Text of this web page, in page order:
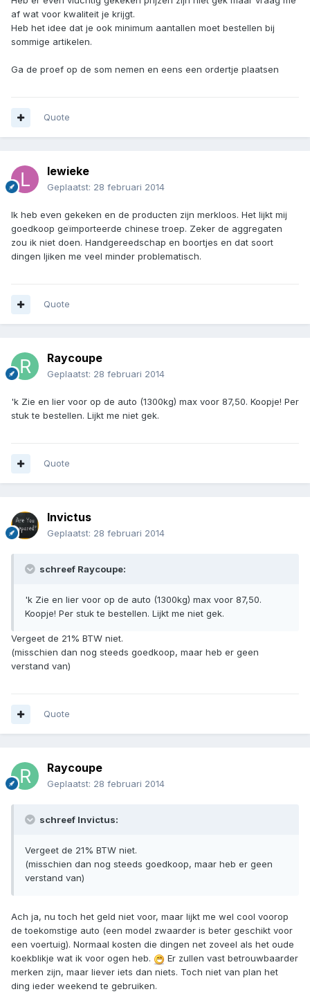
af wat voor kwaliteit je krijgt.
Heb het idee dat je ook minimum aantallen moet bestellen bij
sommige artikelen.
Ga de proef op de som nemen en eens een ordertje plaatsen
Quote
lewieke
Geplaatst: 28 februari 2014
Ik heb even gekeken en de producten zijn merkloos. Het lijkt mij
goedkoop geïmporteerde chinese troep. Zeker de aggregaten
zou ik niet doen. Handgereedschap en boortjes en dat soort
dingen ljiken me veel minder problematisch.
Quote
Raycoupe
Geplaatst: 28 februari 2014
'k Zie en lier voor op de auto (1300kg) max voor 87,50. Koopje! Per
stuk te bestellen. Lijkt me niet gek.
Quote
Invictus
Geplaatst: 28 februari 2014
schreef Raycoupe:
'k Zie en lier voor op de auto (1300kg) max voor 87,50.
Koopje! Per stuk te bestellen. Lijkt me niet gek.
Vergeet de 21% BTW niet.
(misschien dan nog steeds goedkoop, maar heb er geen
verstand van)
Quote
Raycoupe
Geplaatst: 28 februari 2014
schreef Invictus:
Vergeet de 21% BTW niet.
(misschien dan nog steeds goedkoop, maar heb er geen
verstand van)
Ach ja, nu toch het geld niet voor, maar lijkt me wel cool voorop
de toekomstige auto (een model zwaarder is beter geschikt voor
een voertuig). Normaal kosten die dingen net zoveel als het oude
koekblikje wat ik voor ogen heb.
Er zullen vast betrouwbaarder
merken zijn, maar liever iets dan niets. Toch niet van plan het
ding ieder weekend te gebruiken.